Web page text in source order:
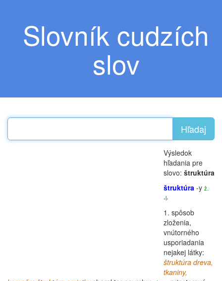
Slovník cudzích
slov
Hľadaj
Výsledok
hľadania pre
slovo: štruktúra
štruktúra -y ž.
‹l›
1. spôsob
zloženia,
vnútorného
usporiadania
nejakej látky:
štruktúra dreva,
tkaniny,